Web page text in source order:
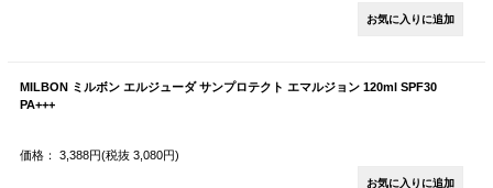
MILBON ミルボン エルジューダ サンプロテクト エマルジョン 120ml SPF30
PA+++
価格： 3,388円(税抜 3,080円)